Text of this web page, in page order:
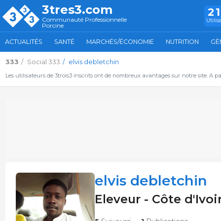
3tres3.com
Communauté Professionnelle
Porcine
ACTUALITÉS SANTÉ MARCHÉS/ÉCONOMIE NUTRITION
333 Social 333 elvis debletchin
Les utilisateurs de 3trois3 inscrits ont de nombreux avantages sur notre site. A
elvis debletchin
Eleveur - Côte